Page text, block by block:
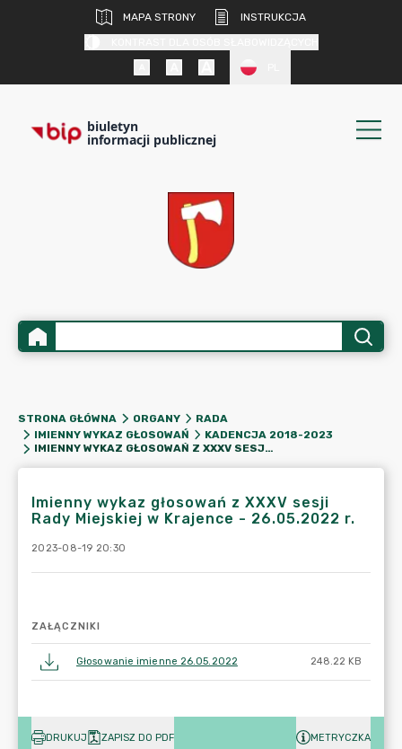
MAPA STRONY
INSTRUKCJA
biuletyn
informacji publicznej
STRONA GŁÓWNA ORGANY
RADA
IMIENNY WYKAZ GŁOSOWAŃ
KADENCJA 2018-2023
IMIENNY WYKAZ GŁOSOWAŃ Z XXXV SESJI RADY MIEJSKIEJ W KRAJENCE - 26.05.2022 R.
Imienny wykaz głosowań z XXXV sesji
Rady Miejskiej w Krajence - 26.05.2022 r.
2023-08-19 20:30
ZAŁĄCZNIKI
Głosowanie imienne 26.05.2022 248.22 KB
DRUKUJ ZAPISZ DO PDF METRYCZKA